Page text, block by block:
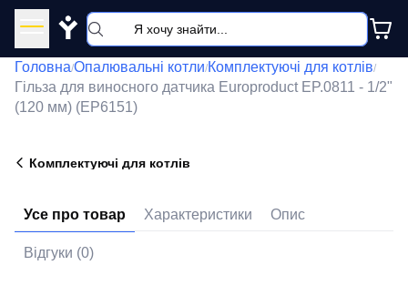
Y
Головна/Опалювальні котли/Комплектуючі для котлів/
Гільза для виносного датчика Europroduct EP.0811 - 1/2"
(120 мм) (EP6151)
Комплектуючі для котлів
Усе про товар Характеристики Опис
Відгуки (0)